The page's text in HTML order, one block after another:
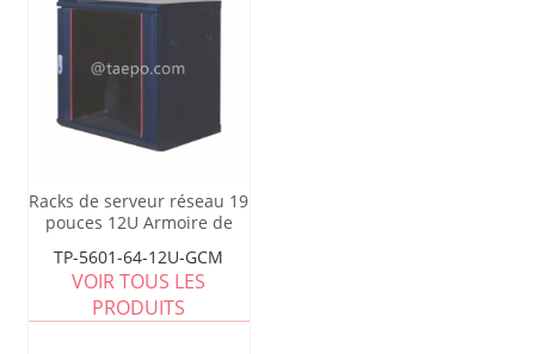
Racks de serveur réseau 19
pouces 12U Armoire de
en verre et panneau de
porte en maille incurvé
TP-5601-64-12U-GCM
VOIR TOUS LES
PRODUITS